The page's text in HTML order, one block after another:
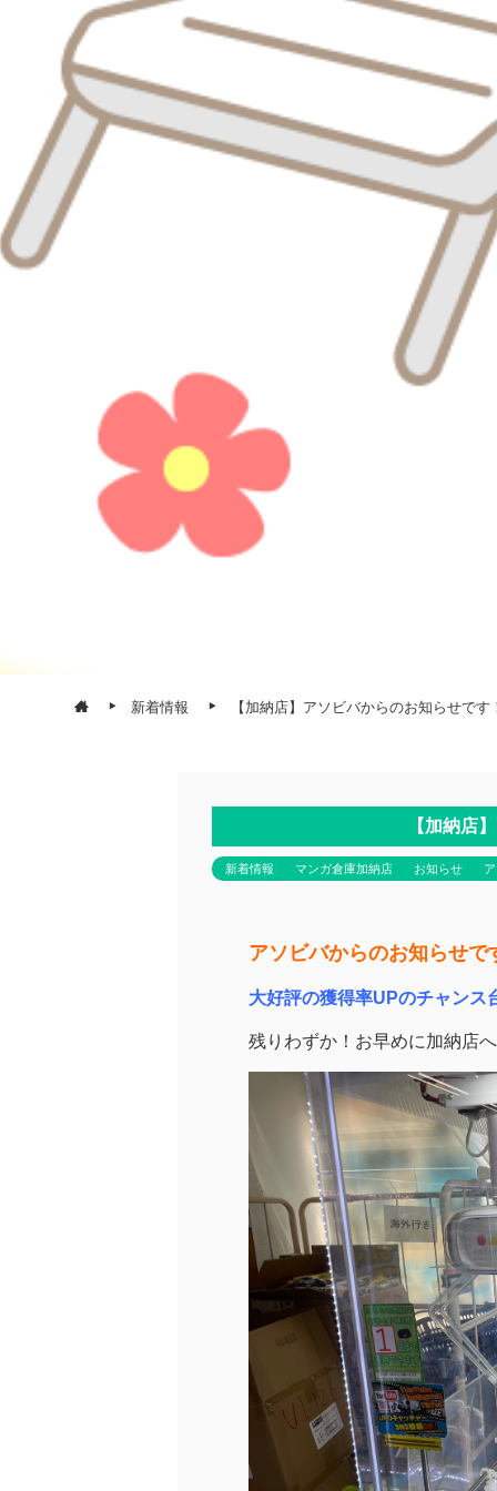
新着情報 【加納店】アソビバからのお知らせです
【加納店
新着情報 マンガ倉庫加納店 お知らせ
アソビバからのお知らせで
大好評の獲得率UPのチャンス
残りわずか！お早めに加納店